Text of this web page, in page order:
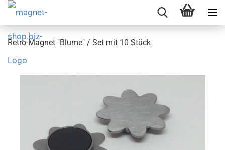
Retro-Magnet "Blume" / Set mit 10 Stück